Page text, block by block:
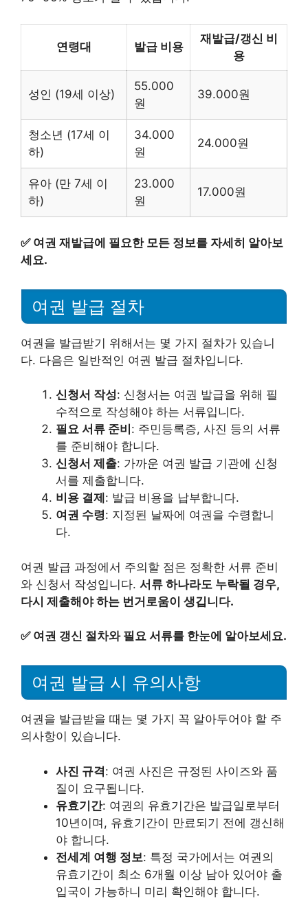
연령대 발급 비용
재발급/갱신 비
용
성인 (19세 이상)
55.000
원
39.000원
청소년 (17세 이
하)
34.000
원
24.000원
유아 (만 7세 이
하)
23.000
원
17.000원
✅ 여권 재발급에 필요한 모든 정보를 자세히 알아보
세요.
여권 발급 절차
여권을 발급받기 위해서는 몇 가지 절차가 있습니
다. 다음은 일반적인 여권 발급 절차입니다.
신청서 작성: 신청서는 여권 발급을 위해 필
수적으로 작성해야 하는 서류입니다.
필요 서류 준비 : 주민등록증, 사진 등의 서류
를 준비해야 합니다.
신청서 제출: 가까운 여권 발급 기관에 신청
서를 제출합니다.
비용 결제 : 발급 비용을 납부합니다.
여권 수령: 지정된 날짜에 여권을 수령합니
다.
여권 발급 과정에서 주의할 점은 정확한 서류 준비
와 신청서 작성입니다. 서류 하나라도 누락될 경우,
다시 제출해야 하는 번거로움이 생깁니다.
✅ 여권 갱신 절차와 필요 서류를 한눈에 알아보세요.
여권 발급 시 유의사항
여권을 발급받을 때는 몇 가지 꼭 알아두어야 할 주
의사항이 있습니다.
사진 규격: 여권 사진은 규정된 사이즈와 품
질이 요구됩니다.
유효기간: 여권의 유효기간은 발급일로부터
10년이며, 유효기간이 만료되기 전에 갱신해
야 합니다.
전세계 여행 정보: 특정 국가에서는 여권의
유효기간이 최소 6개월 이상 남아 있어야 출
입국이 가능하니 미리 확인해야 합니다.